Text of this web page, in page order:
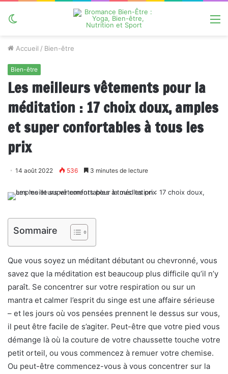
Accueil / Bien-être
Bien-être
Les meilleurs vêtements pour la
méditation : 17 choix doux, amples
et super confortables à tous les
prix
14 août 2022 536 3 minutes de lecture
Sommaire
Que vous soyez un méditant débutant ou chevronné, vous
savez que la méditation est beaucoup plus difficile qu’il n’y
paraît. Se concentrer sur votre respiration ou sur un
mantra et calmer l’esprit du singe est une affaire sérieuse
– et les jours où vos pensées prennent le dessus sur vous,
il peut être facile de s’agiter. Peut-être que votre pied vous
démange là où la couture de votre chaussette touche votre
petit orteil, ou vous commencez à remuer votre chemise.
Ou peut-être commencez-vous à vous concentrer sur la